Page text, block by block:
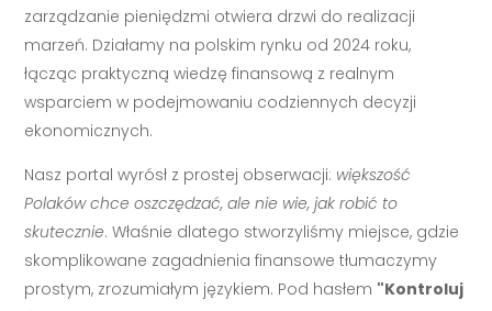
zarządzanie pieniędzmi otwiera drzwi do realizacji
marzeń. Działamy na polskim rynku od 2024 roku,
łącząc praktyczną wiedzę finansową z realnym
wsparciem w podejmowaniu codziennych decyzji
ekonomicznych.
Nasz portal wyrósł z prostej obserwacji: większość
Polaków chce oszczędzać, ale nie wie, jak robić to
skutecznie. Właśnie dlatego stworzyliśmy miejsce, gdzie
skomplikowane zagadnienia finansowe tłumaczymy
prostym, zrozumiałym językiem. Pod hasłem "Kontroluj